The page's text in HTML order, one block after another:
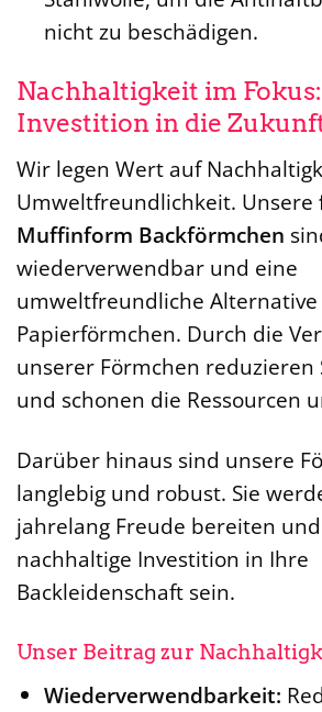
nicht zu beschädigen.
Nachhaltigkeit im
Investition in die
Wir legen Wert auf
Umweltfreundlichkeit. Unsere
Muffinform Backförmchen
wiederverwendbar und eine
umweltfreundliche Alternative
Papierförmchen. Durch die
unserer Förmchen reduzieren
und schonen die Ressourcen
Darüber hinaus sind unsere
langlebig und robust. Sie
jahrelang Freude bereiten
nachhaltige Investition in Ihre
Backleidenschaft sein.
Unser Beitrag zur
Wiederverwendbarkeit: